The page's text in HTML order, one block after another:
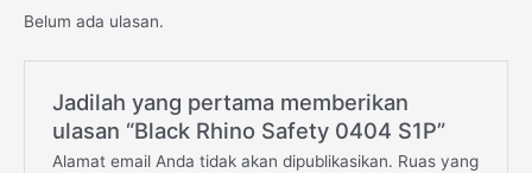
Belum ada ulasan.
Jadilah yang pertama memberikan
ulasan “Black Rhino Safety 0404 S1P”
Alamat email Anda tidak akan dipublikasikan. Ruas yang